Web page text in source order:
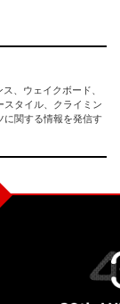
、ウェイクボード、
スタイル、クライミン
に関する情報を発信す